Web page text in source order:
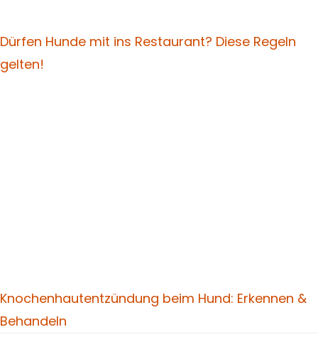
Dürfen Hunde mit ins Restaurant? Diese Regeln
gelten!
Knochenhautentzündung beim Hund: Erkennen &
Behandeln